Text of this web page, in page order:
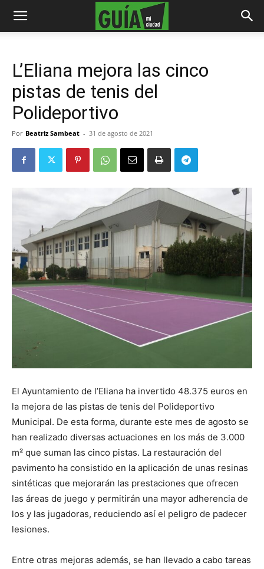
L’Eliana mejora las cinco
pistas de tenis del
Polideportivo
Por Beatriz Sambeat - 31 de agosto de 2021
El Ayuntamiento de l’Eliana ha invertido 48.375 euros en
la mejora de las pistas de tenis del Polideportivo
Municipal. De esta forma, durante este mes de agosto se
han realizado diversas actuaciones en los más de 3.000
m² que suman las cinco pistas. La restauración del
pavimento ha consistido en la aplicación de unas resinas
sintéticas que mejorarán las prestaciones que ofrecen
las áreas de juego y permitirán una mayor adherencia de
los y las jugadoras, reduciendo así el peligro de padecer
lesiones.
Entre otras mejoras además, se han llevado a cabo tareas